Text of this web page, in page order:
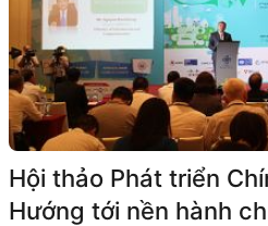
Hội thảo Phát triển
Hướng tới nền hành